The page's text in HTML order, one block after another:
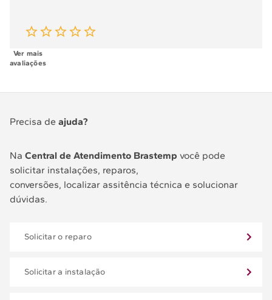
Ver mais
avaliações
Precisa de ajuda?
Na Central de Atendimento Brastemp você pode
solicitar instalações, reparos,
conversões, localizar assitência técnica e solucionar
dúvidas.
Solicitar o reparo
Solicitar a instalação